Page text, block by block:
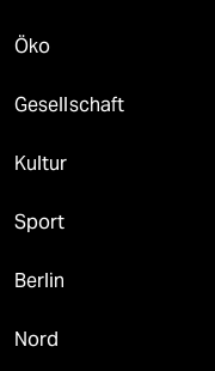
Öko
Gesellschaft
Kultur
Sport
Berlin
Nord